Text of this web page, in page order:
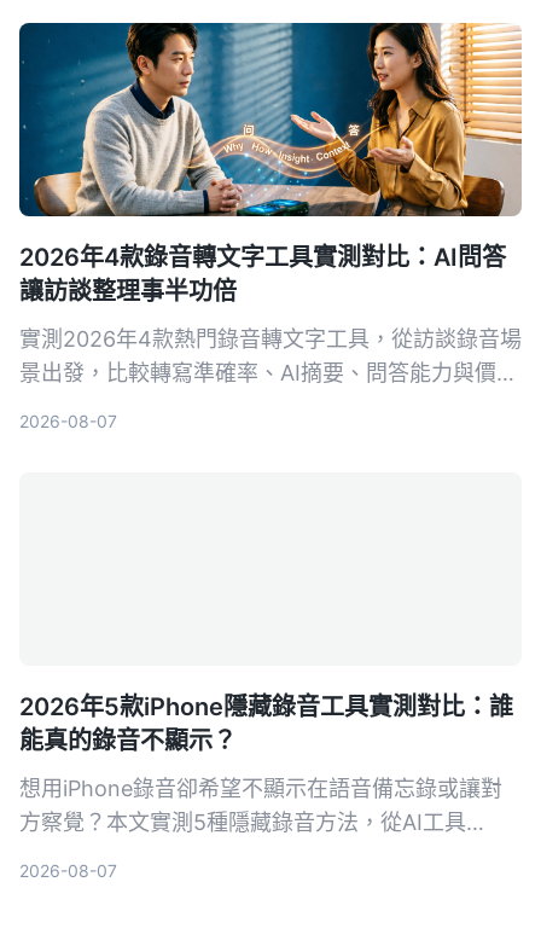
2026年4款錄音轉文字工具實測對比：AI問答
讓訪談整理事半功倍
實測2026年4款熱門錄音轉文字工具，從訪談錄音場
景出發，比較轉寫準確率、AI摘要、問答能力與價
2026-08-07
2026年5款iPhone隱藏錄音工具實測對比：誰
能真的錄音不顯示？
想用iPhone錄音卻希望不顯示在語音備忘錄或讓對
方察覺？本文實測5種隱藏錄音方法，從AI工具
2026-08-07